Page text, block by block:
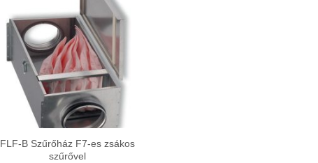
FLF-B Szűrőház F7-es zsákos
szűrővel